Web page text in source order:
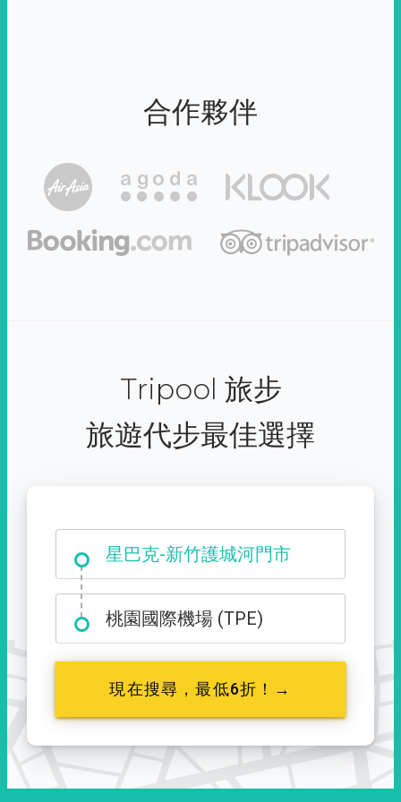
合作夥伴
Tripool 旅步
旅遊代步最佳選擇
星巴克-新竹護城河門市
大霸尖山登山口
桃園國際機場 (TPE)
現在搜尋，最低6折！→